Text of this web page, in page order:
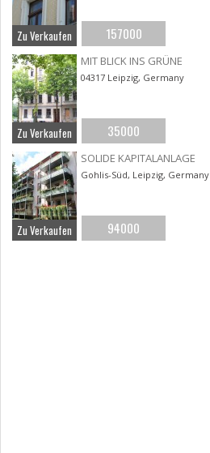
Zu Verkaufen 157000
MIT BLICK INS GRÜNE
04317 Leipzig, Germany
Zu Verkaufen 35000
SOLIDE KAPITALANLAGE
Gohlis-Süd, Leipzig, Germany
Zu Verkaufen 94000